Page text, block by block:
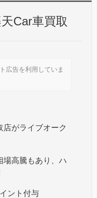
Car車買取
広告を利用していま
がライブオーク
場高騰もあり、ハ
ント付与